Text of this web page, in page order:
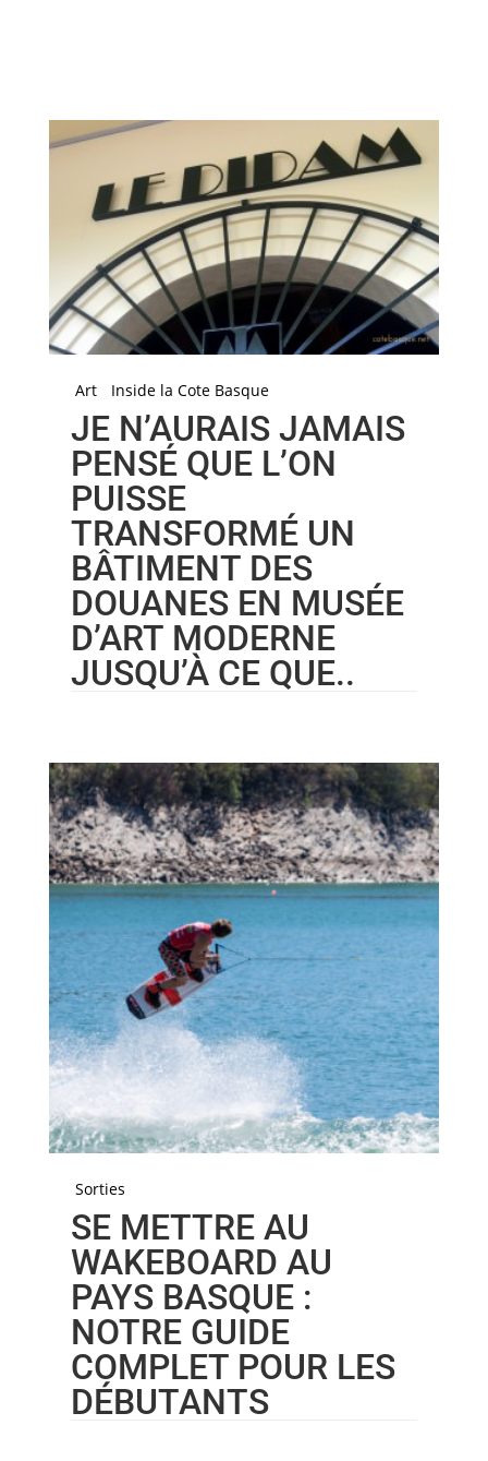
Art Inside la Cote Basque
JE N’AURAIS JAMAIS
PENSÉ QUE L’ON
PUISSE
TRANSFORMÉ UN
BÂTIMENT DES
DOUANES EN MUSÉE
D’ART MODERNE
JUSQU’À CE QUE..
Sorties
SE METTRE AU
WAKEBOARD AU
PAYS BASQUE :
NOTRE GUIDE
COMPLET POUR LES
DÉBUTANTS